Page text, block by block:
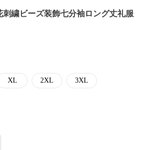
刺繍ビーズ装飾七分袖ロング丈礼服
XL 2XL 3XL